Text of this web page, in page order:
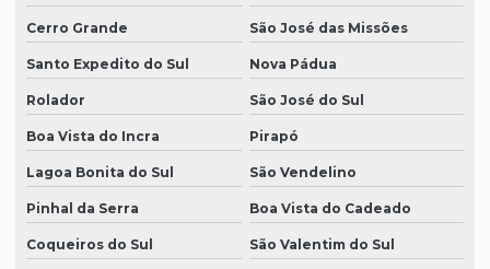
Cerro Grande São José das Missões
Santo Expedito do Sul Nova Pádua
Rolador São José do Sul
Boa Vista do Incra Pirapó
Lagoa Bonita do Sul São Vendelino
Pinhal da Serra Boa Vista do Cadeado
Coqueiros do Sul São Valentim do Sul